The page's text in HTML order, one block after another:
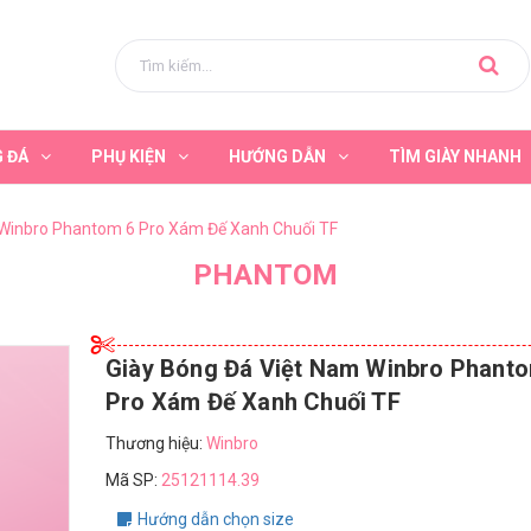
ĐÁ PHỤ KIỆN HƯỚNG DẪN TÌM GIÀY NHANH
Phantom 6 Pro Xám Đế Xanh Chuối TF
PHANTOM
Giày Bóng Đá Việt Nam Winbro
Pro Xám Đế Xanh Chuối TF
Thương hiệu: Winbro
Mã SP: 25121114.39
Hướng dẫn chọn size